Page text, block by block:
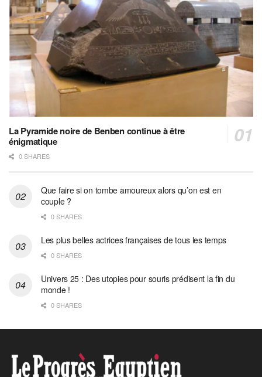
La Pyramide noire de Benben continue à être
énigmatique
0 SHARES
Que faire si on tombe amoureux alors qu’on est en
couple ?
0 SHARES
Les plus belles actrices françaises de tous les temps
0 SHARES
Univers 25 : Des utopies pour souris prédisent la fin du
monde !
0 SHARES